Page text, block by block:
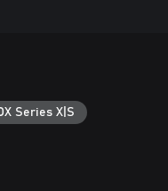
Series X|S